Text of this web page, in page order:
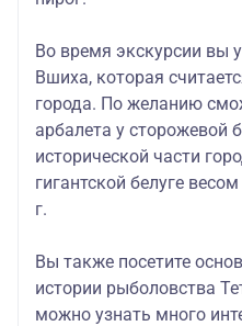
Во время экскурсии вы
Вшиха, которая
города. По желанию
арбалета у сторожевой
исторической части
гигантской белуге
г.
Вы также посетите
истории рыболовства
можно узнать много